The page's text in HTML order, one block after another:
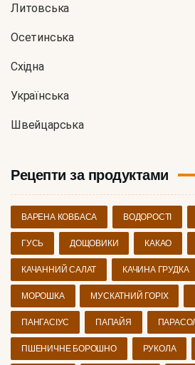
Литовська
Осетинська
Східна
Українська
Швейцарська
Рецепти за продуктами
ВАРЕНА КОВБАСА ВОДОРОСТІ
ГУСЬ ДОЩОВИКИ КАКАО
КАЧАННИЙ САЛАТ КАЧИНА ГРУДКА
МОРОШКА МУСКАТНИЙ ГОРІХ
ПАНГАСІУС ПАПАЙЯ
ПШЕНИЧНЕ БОРОШНО РУКОЛА